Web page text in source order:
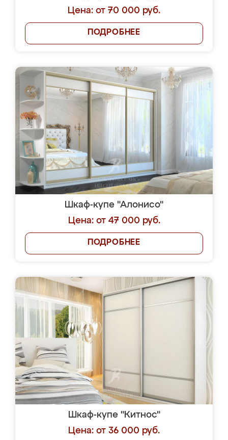
Цена: от 70 000 руб.
ПОДРОБНЕЕ
Шкаф-купе "Алонисо"
Цена: от 47 000 руб.
ПОДРОБНЕЕ
Шкаф-купе "Китнос"
Цена: от 36 000 руб.